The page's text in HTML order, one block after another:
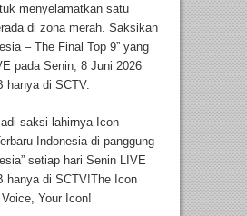
menyelamatkan satu
di zona merah. Saksikan
– The Final Top 9” yang
pada Senin, 8 Juni 2026
hanya di SCTV.
saksi lahirnya Icon
Indonesia di panggung
setiap hari Senin LIVE
hanya di SCTV!The Icon
Your Icon!